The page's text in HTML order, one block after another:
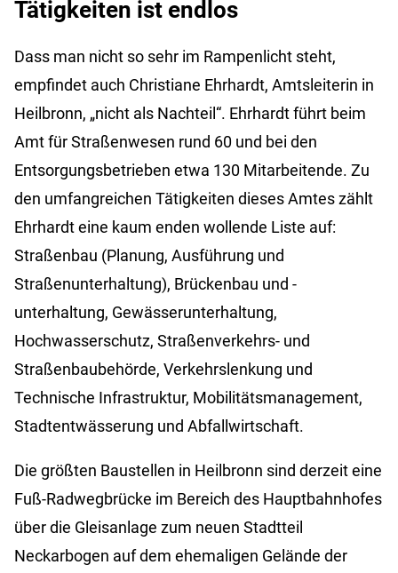
Tätigkeiten ist endlos
Dass man nicht so sehr im Rampenlicht steht,
empfindet auch Christiane Ehrhardt, Amtsleiterin in
Heilbronn, „nicht als Nachteil“. Ehrhardt führt beim
Amt für Straßenwesen rund 60 und bei den
Entsorgungsbetrieben etwa 130 Mitarbeitende. Zu
den umfangreichen Tätigkeiten dieses Amtes zählt
Ehrhardt eine kaum enden wollende Liste auf:
Straßenbau (Planung, Ausführung und
Straßenunterhaltung), Brückenbau und -
unterhaltung, Gewässerunterhaltung,
Hochwasserschutz, Straßenverkehrs- und
Straßenbaubehörde, Verkehrslenkung und
Technische Infrastruktur, Mobilitätsmanagement,
Stadtentwässerung und Abfallwirtschaft.
Die größten Baustellen in Heilbronn sind derzeit eine
Fuß-Radwegbrücke im Bereich des Hauptbahnhofes
über die Gleisanlage zum neuen Stadtteil
Neckarbogen auf dem ehemaligen Gelände der